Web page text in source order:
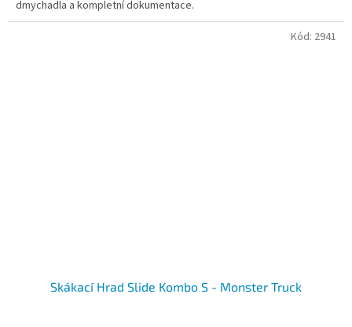
dmychadla a kompletní dokumentace.
Skákací Hrad Slide Kombo S - Monster Truck
Kód: 2941